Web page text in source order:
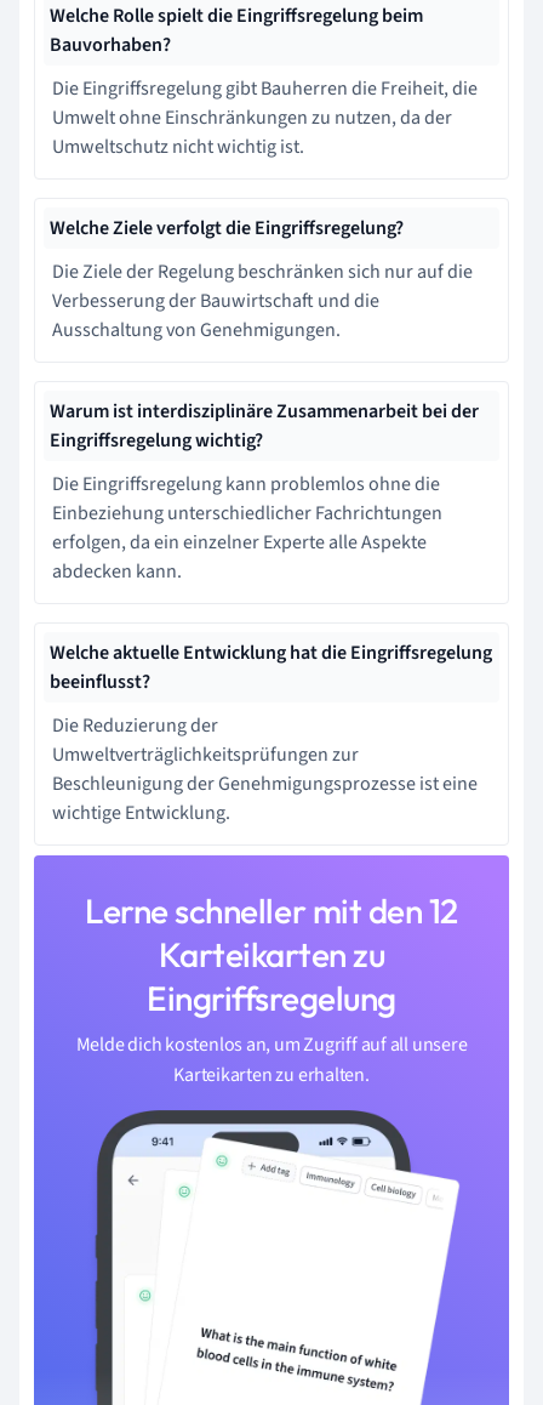
Welche Rolle spielt die Eingriffsregelung beim
Bauvorhaben?
Die Eingriffsregelung gibt Bauherren die Freiheit, die
Umwelt ohne Einschränkungen zu nutzen, da der
Umweltschutz nicht wichtig ist.
Welche Ziele verfolgt die Eingriffsregelung?
Die Ziele der Regelung beschränken sich nur auf die
Verbesserung der Bauwirtschaft und die
Ausschaltung von Genehmigungen.
Warum ist interdisziplinäre Zusammenarbeit bei der
Eingriffsregelung wichtig?
Die Eingriffsregelung kann problemlos ohne die
Einbeziehung unterschiedlicher Fachrichtungen
erfolgen, da ein einzelner Experte alle Aspekte
abdecken kann.
Welche aktuelle Entwicklung hat die Eingriffsregelung
beeinflusst?
Die Reduzierung der
Umweltverträglichkeitsprüfungen zur
Beschleunigung der Genehmigungsprozesse ist eine
wichtige Entwicklung.
Lerne schneller mit den 12
Karteikarten zu
Eingriffsregelung
Melde dich kostenlos an, um Zugriff auf all unsere
Karteikarten zu erhalten.